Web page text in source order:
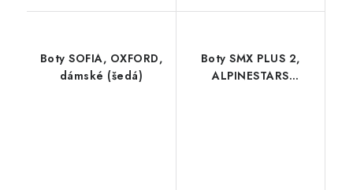
Boty SOFIA, OXFORD,
dámské (šedá)
Boty SMX PLUS 2,
ALPINESTARS